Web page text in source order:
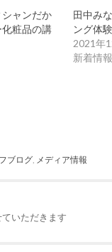
ャンだか
粧品の講
田中み
ング体
2021年
新着情報
ブログ メディア情報
いただきます